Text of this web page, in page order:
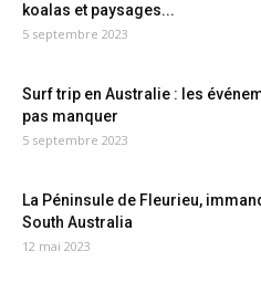
koalas et paysages...
5 septembre 2023
Surf trip en Australie : les
pas manquer
5 septembre 2023
La Péninsule de Fleurieu,
South Australia
12 mai 2023